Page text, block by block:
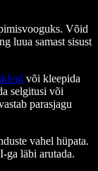
Võid
luua samast sisust
või kleepida
selgitusi või
parasjagu
vahel hüpata.
ga läbi arutada.